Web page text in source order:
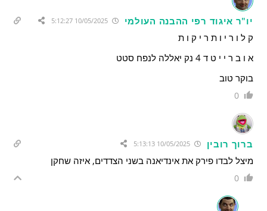
יו"ר איגוד רפי ההבנה העולמי 10/05/2025 5:12:27
ק ל ו ר י ו ת ר י ק ו ת
א ו ב ר י י ט ד 4 נק יאללה לנפח סטט
בוקר טוב
0
ברוך רובין 10/05/2025 5:13:13
מיצל לבדו פירק את אינדיאנה בשני הצדדים, איזה שחקן
0